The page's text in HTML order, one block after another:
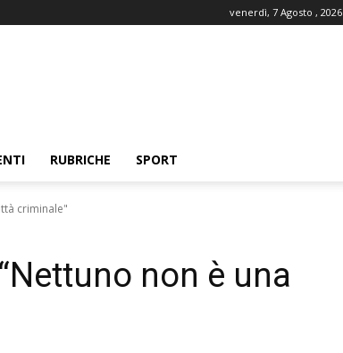
venerdì, 7 Agosto , 2026
RUBRICHE SPORT
criminale"
non è una